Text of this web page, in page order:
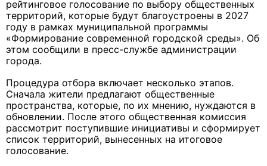
рейтинговое голосование по выбору общественных
территорий, которые будут благоустроены в 2027
году в рамках муниципальной программы
«Формирование современной городской среды». Об
этом сообщили в пресс-службе администрации
города.
Процедура отбора включает несколько этапов.
Сначала жители предлагают общественные
пространства, которые, по их мнению, нуждаются в
обновлении. После этого общественная комиссия
рассмотрит поступившие инициативы и сформирует
список территорий, вынесенных на итоговое
голосование.